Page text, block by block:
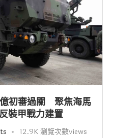
初審過關 聚焦海馬
裝甲戰力建置
12.9K 瀏覽次數views